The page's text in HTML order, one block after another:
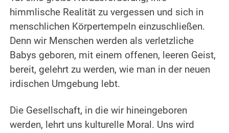
himmlische Realität zu vergessen und sich in
menschlichen Körpertempeln einzuschließen.
Denn wir Menschen werden als verletzliche
Babys geboren, mit einem offenen, leeren Geist,
bereit, gelehrt zu werden, wie man in der neuen
irdischen Umgebung lebt.
Die Gesellschaft, in die wir hineingeboren
werden, lehrt uns kulturelle Moral. Uns wird